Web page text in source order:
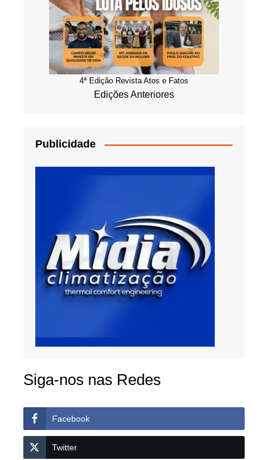
4ª Edição Revista Atos e Fatos
Edições Anteriores
Publicidade
Siga-nos nas Redes
Facebook
Twitter